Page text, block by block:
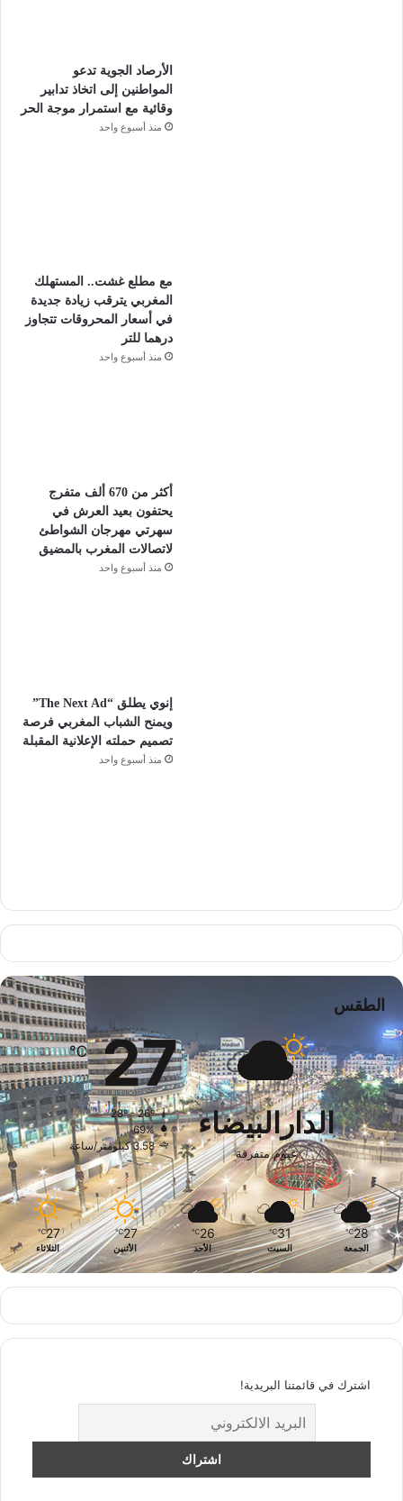
الأرصاد الجوية تدعو
المواطنين إلى اتخاذ تدابير
وقائية مع استمرار موجة الحر
منذ أسبوع واحد
مع مطلع غشت.. المستهلك
المغربي يترقب زيادة جديدة
في أسعار المحروقات تتجاوز
درهما للتر
منذ أسبوع واحد
أكثر من 670 ألف متفرج
يحتفون بعيد العرش في
سهرتي مهرجان الشواطئ
لاتصالات المغرب بالمضيق
منذ أسبوع واحد
إنوي يطلق “The Next Ad”
ويمنح الشباب المغربي فرصة
تصميم حملته الإعلانية المقبلة
منذ أسبوع واحد
الطقس
الدارالبيضاء
غيوم متفرقة
27
℃
28º - 26º
69%
3.58 كيلومتر/ساعة
28
℃
الجمعة
31
℃
السبت
26
℃
الأحد
27
℃
الأثنين
27
℃
الثلاثاء
اشترك في قائمتنا البريدية!